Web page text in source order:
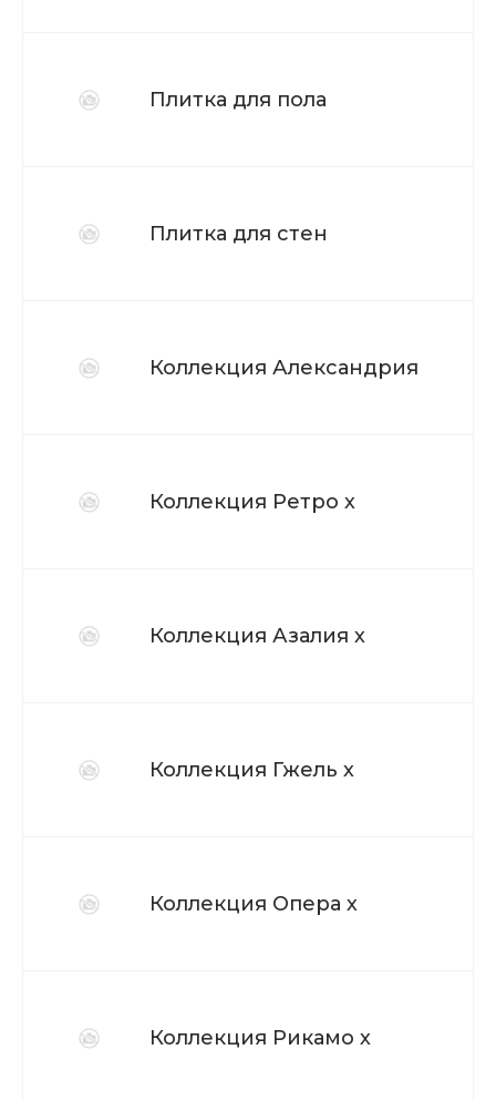
Плитка для пола
Плитка для стен
Коллекция Александрия
Коллекция Ретро х
Коллекция Азалия х
Коллекция Гжель х
Коллекция Опера х
Коллекция Рикамо х